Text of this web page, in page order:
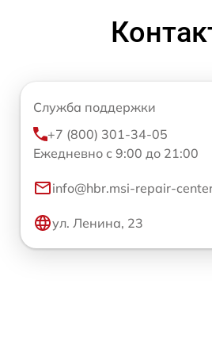
Служба поддержки
+7 (800) 301-34-05
Ежедневно с 9:00 до 21:00
info@hbr.msi-repair-
ул. Ленина, 23